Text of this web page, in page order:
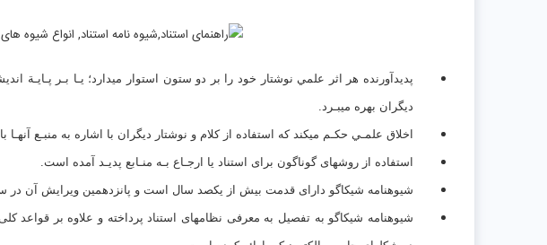
پديدآورنده هر اثر علمي نوشتار خود را بر دو ستون استوار ميدارد؛ يـا بـر پـايـة
ديگران بهره ميبـرد.
اخلاق علمـي حكـم ميكند كه استفاده از كلام و نوشتار ديگران با اشاره به منبـع آنهـا
استفاده از روشهای گوناگون برای استناد یا ارجـاع بـه منـابع پدیـد آمده است.
شیوهنامه شیکاگو دارای قدمت بیش از یکصد سال است و پانزدهمین ویرایش آن در سال 2003 منتشر شده
شیوهنامه شیکاگو به تفصیل به معرفی نظامهای استناد پرداخته و علاوه بر قواعد کلی،